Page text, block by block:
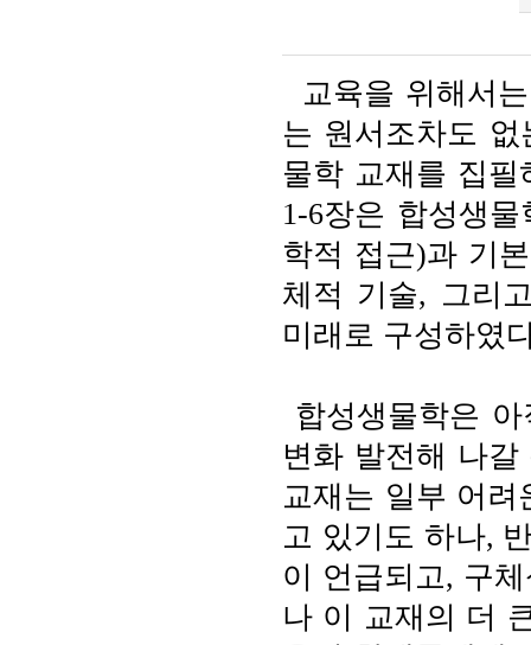
교육을 위해서
는 원서조차도
물학 교재를 집필
1-6장은 합성생
학적 접근)과 기
체적 기술, 그리
미래로 구성하였
합성생물학은
변화 발전해 나
교재는 일부 어
고 있기도 하나,
이 언급되고, 구
나 이 교재의 더